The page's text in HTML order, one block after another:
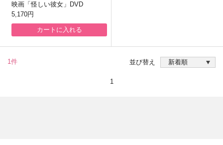
映画「怪しい彼女」DVD
5,170円
カートに入れる
1件
1
並び替え